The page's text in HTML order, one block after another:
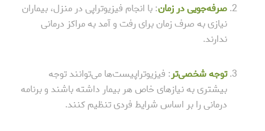
صرفه‌جویی در زمان: با انجام فیزیوتراپی در منزل، بیماران
نیازی به صرف زمان برای رفت و آمد به مراکز درمانی
ندارند.
توجه شخصی‌تر: فیزیوتراپیست‌ها می‌توانند توجه
بیشتری به نیازهای خاص هر بیمار داشته باشند و برنامه
درمانی را بر اساس شرایط فردی تنظیم کنند.